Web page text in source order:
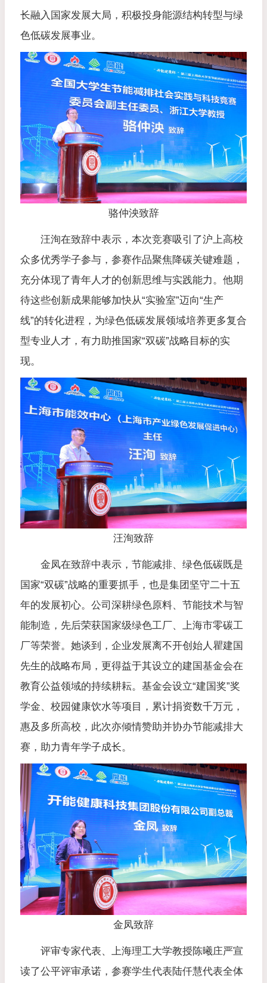
长融入国家发展大局，积极投身能源结构转型与绿
色低碳发展事业。
骆仲泱致辞
汪洵在致辞中表示，本次竞赛吸引了沪上高校
众多优秀学子参与，参赛作品聚焦降碳关键难题，
充分体现了青年人才的创新思维与实践能力。他期
待这些创新成果能够加快从“实验室”迈向“生产
线”的转化进程，为绿色低碳发展领域培养更多复合
型专业人才，有力助推国家“双碳”战略目标的实
现。
汪洵致辞
金凤在致辞中表示，节能减排、绿色低碳既是
国家“双碳”战略的重要抓手，也是集团坚守二十五
年的发展初心。公司深耕绿色原料、节能技术与智
能制造，先后荣获国家级绿色工厂、上海市零碳工
厂等荣誉。她谈到，企业发展离不开创始人瞿建国
先生的战略布局，更得益于其设立的建国基金会在
教育公益领域的持续耕耘。基金会设立“建国奖”奖
学金、校园健康饮水等项目，累计捐资数千万元，
惠及多所高校，此次亦倾情赞助并协办节能减排大
赛，助力青年学子成长。
金凤致辞
评审专家代表、上海理工大学教授陈曦庄严宣
读了公平评审承诺，参赛学生代表陆仟慧代表全体